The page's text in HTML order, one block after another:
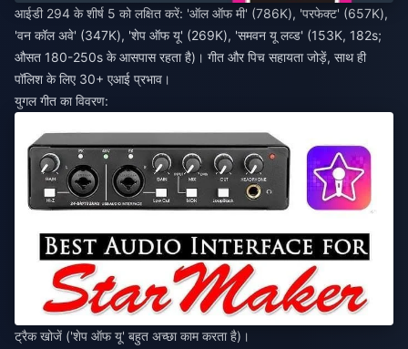
आईडी 294 के शीर्ष 5 को लक्षित करें: 'ऑल ऑफ मी' (786K), 'परफेक्ट' (657K),
'वन कॉल अवे' (347K), 'शेप ऑफ यू' (269K), 'समवन यू लव्ड' (153K, 182s;
औसत 180-250s के आसपास रहता है)। गीत और पिच सहायता जोड़ें, साथ ही
पॉलिश के लिए 30+ एआई प्रभाव।
युगल गीत का विवरण:
ट्रैक खोजें ('शेप ऑफ यू' बहुत अच्छा काम करता है)।